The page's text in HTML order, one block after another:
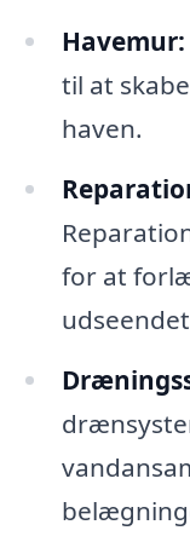
Havemur:
til at
haven.
for at